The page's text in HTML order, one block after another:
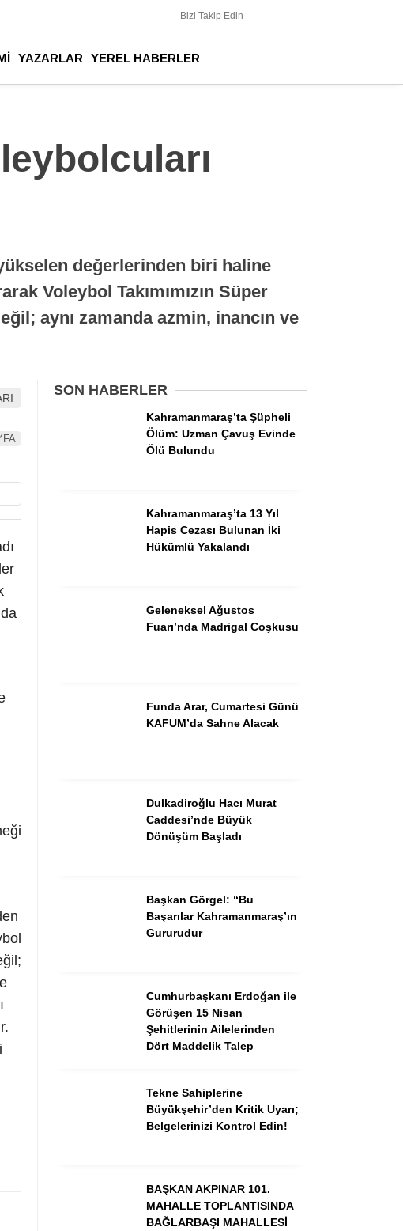
GÜNDEM
3. SAYFA
EĞİTİM
KÜLTÜR SANAT
YAZARLAR
WhatsApp İhbar Hattı
Facebook
Youtube
Bizi Takip Edin
YAZARLAR YEREL HABERLER
değerlerinden biri haline
Voleybol Takımımızın Süper
aynı zamanda azmin, inancın ve
SON HABERLER
Kahramanmaraş’ta Şüpheli
Ölüm: Uzman Çavuş Evinde
Ölü Bulundu
Kahramanmaraş’ta 13 Yıl
Hapis Cezası Bulunan İki
Hükümlü Yakalandı
Geleneksel Ağustos
Fuarı’nda Madrigal Coşkusu
Funda Arar, Cumartesi Günü
KAFUM’da Sahne Alacak
Dulkadiroğlu Hacı Murat
Caddesi’nde Büyük
Dönüşüm Başladı
Başkan Görgel: “Bu
Başarılar Kahramanmaraş’ın
Gururudur
Cumhurbaşkanı Erdoğan ile
Görüşen 15 Nisan
Şehitlerinin Ailelerinden
Dört Maddelik Talep
Tekne Sahiplerine
Büyükşehir’den Kritik Uyarı;
Belgelerinizi Kontrol Edin!
BAŞKAN AKPINAR 101.
MAHALLE TOPLANTISINDA
BAĞLARBAŞI MAHALLESİ